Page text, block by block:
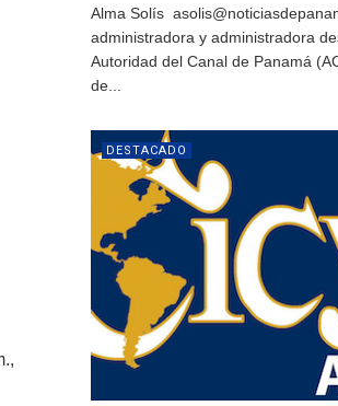
Alma Solís
administradora y administradora
Autoridad del Canal de Panamá
de...
DESTACADO